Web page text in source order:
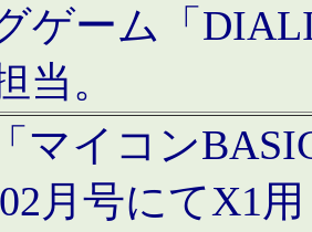
ゲーム「
当。
マイコン
月号にてX1